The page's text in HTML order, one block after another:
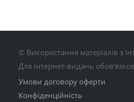
© Використання матеріалів з
Для інтернет-видань
Умови договору оферти
Конфіденційність